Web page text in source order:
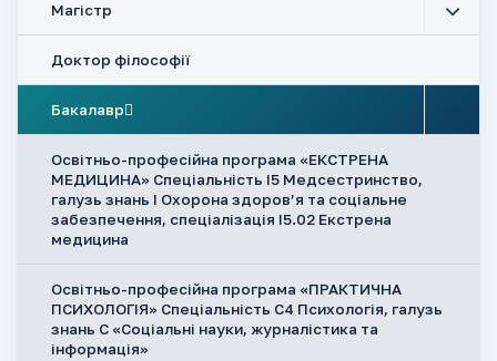
Магістр
Доктор філософії
Бакалавр
Освітньо-професійна програма «ЕКСТРЕНА
МЕДИЦИНА» Спеціальність І5 Медсестринство,
галузь знань І Охорона здоров’я та соціальне
забезпечення, спеціалізація І5.02 Екстрена
медицина
Освітньо-професійна програма «ПРАКТИЧНА
ПСИХОЛОГІЯ» Спеціальність С4 Психологія, галузь
знань С «Соціальні науки, журналістика та
інформація»